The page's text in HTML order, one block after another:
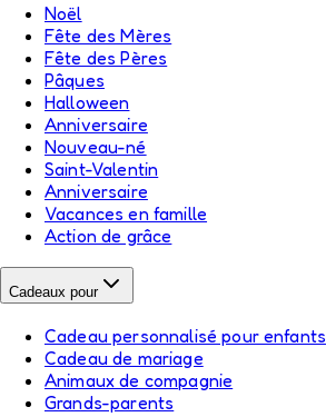
Noël
Fête des Mères
Fête des Pères
Pâques
Halloween
Anniversaire
Nouveau-né
Saint-Valentin
Anniversaire
Vacances en famille
Action de grâce
Cadeaux pour
Cadeau personnalisé pour enfants
Cadeau de mariage
Animaux de compagnie
Grands-parents